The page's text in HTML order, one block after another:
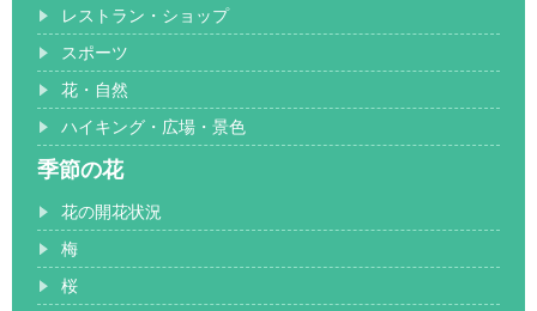
レストラン・ショップ
スポーツ
花・自然
ハイキング・広場・景色
季節の花
花の開花状況
梅
桜